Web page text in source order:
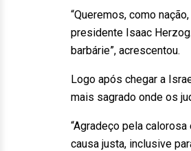
“Queremos, como
presidente Isaac
barbárie”, acrescentou.
Logo após chegar a
mais sagrado onde os
“Agradeço pela
causa justa, inclusive